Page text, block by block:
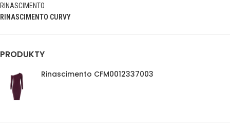
RINASCIMENTO
RINASCIMENTO CURVY
PRODUKTY
Rinascimento CFM0012337003